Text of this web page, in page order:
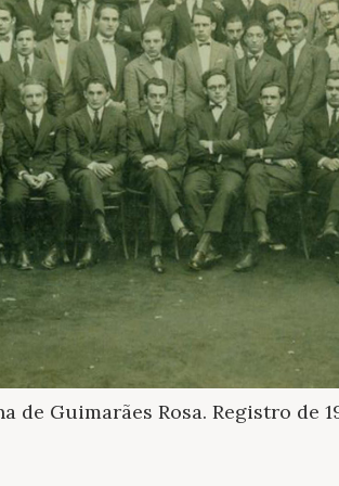
de Guimarães Rosa. Registro de